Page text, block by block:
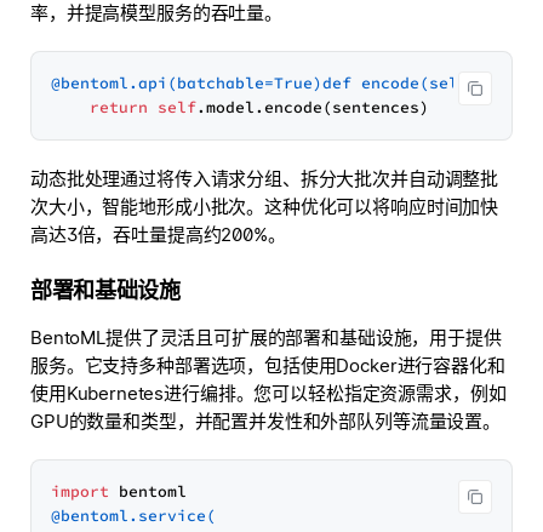
率，并提高模型服务的吞吐量。
@bentoml.api(batchable=True)def encode(self,
return self
动态批处理通过将传入请求分组、拆分大批次并自动调整批
次大小，智能地形成小批次。这种优化可以将响应时间加快
高达3倍，吞吐量提高约200%。
部署和基础设施
BentoML提供了灵活且可扩展的部署和基础设施，用于提供
服务。它支持多种部署选项，包括使用Docker进行容器化和
使用Kubernetes进行编排。您可以轻松指定资源需求，例如
GPU的数量和类型，并配置并发性和外部队列等流量设置。
import
@bentoml.service(